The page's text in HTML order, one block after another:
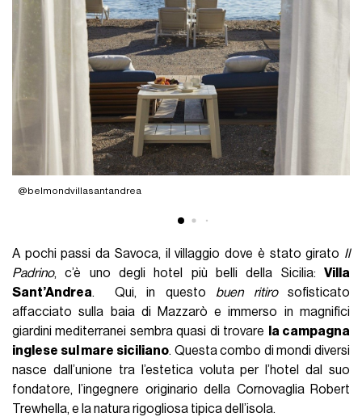
@belmondvillasantandrea
A pochi passi da Savoca, il villaggio dove è stato girato Il
Padrino, c’è uno degli hotel più belli della Sicilia: Villa
Sant’Andrea. Qui, in questo buen ritirosofisticato
affacciato sulla baia di Mazzarò e immerso in magnifici
giardini mediterranei sembra quasi di trovare
la campagna
inglese sul mare siciliano. Questa combo di mondi diversi
nasce dall’unione tra l’estetica voluta per l’hotel dal suo
fondatore, l’ingegnere originario della Cornovaglia Robert
Trewhella, e la natura rigogliosa tipica dell’isola.